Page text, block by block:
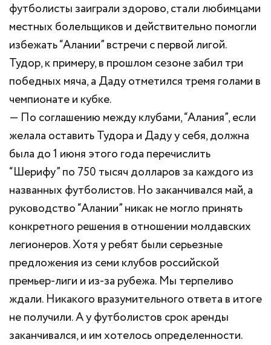
футболисты заиграли здорово, стали любимцами
местных болельщиков и действительно помогли
избежать “Алании” встречи с первой лигой.
Тудор, к примеру, в прошлом сезоне забил три
победных мяча, а Даду отметился тремя голами в
чемпионате и кубке.
— По соглашению между клубами, “Алания”, если
желала оставить Тудора и Даду у себя, должна
была до 1 июня этого года перечислить
“Шерифу” по 750 тысяч долларов за каждого из
названных футболистов. Но заканчивался май, а
руководство “Алании” никак не могло принять
конкретного решения в отношении молдавских
легионеров. Хотя у ребят были серьезные
предложения из семи клубов российской
премьер-лиги и из-за рубежа. Мы терпеливо
ждали. Никакого вразумительного ответа в итоге
не получили. А у футболистов срок аренды
заканчивался, и им хотелось определенности.